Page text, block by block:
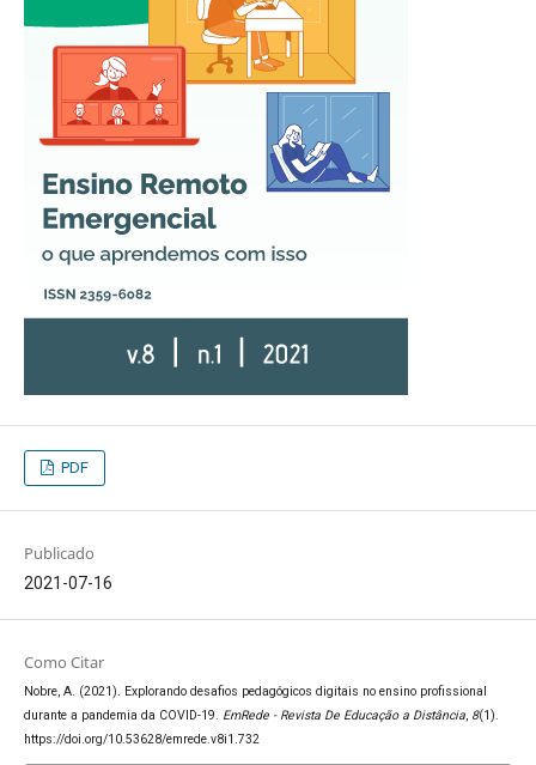
PDF
Publicado
2021-07-16
Como Citar
Nobre, A. (2021). Explorando desafios pedagógicos digitais no ensino profissional
durante a pandemia da COVID-19. EmRede - Revista De Educação a Distância, 8(1).
https://doi.org/10.53628/emrede.v8i1.732